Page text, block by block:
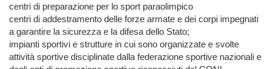
centri di preparazione per lo sport paraolimpico
centri di addestramento delle forze armate e dei corpi impegnati
a garantire la sicurezza e la difesa dello Stato;
impianti sportivi e strutture in cui sono organizzate e svolte
attività sportive disciplinate dalla federazione sportive nazionali e